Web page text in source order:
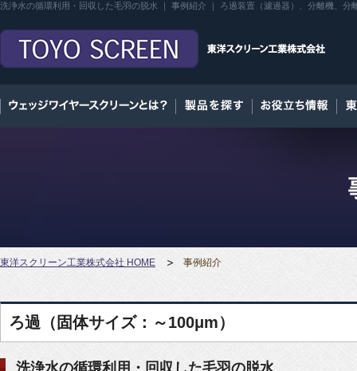
洗浄水の循環利用・回収した毛羽の脱水 ｜ 事例紹介 ｜ ろ過装置（濾過器）、分離機、
東洋スクリーン工業株式会社 HOME 事例紹介
ろ過（固体サイズ：～100μm）
洗浄水の循環利用・回収した毛羽の脱水